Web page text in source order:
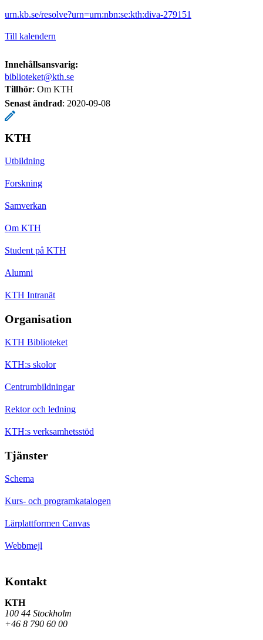
urn.kb.se/resolve?urn=urn:nbn:se:kth:diva-279151
Till kalendern
Innehållsansvarig:
biblioteket@kth.se
Tillhör: Om KTH
Senast ändrad: 2020-09-08
KTH
Utbildning
Forskning
Samverkan
Om KTH
Student på KTH
Alumni
KTH Intranät
Organisation
KTH Biblioteket
KTH:s skolor
Centrumbildningar
Rektor och ledning
KTH:s verksamhetsstöd
Tjänster
Schema
Kurs- och programkatalogen
Lärplattformen Canvas
Webbmejl
Kontakt
KTH
100 44 Stockholm
+46 8 790 60 00